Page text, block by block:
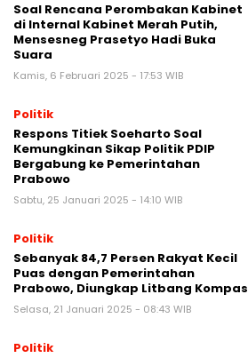
Soal Rencana Perombakan Kabinet
di Internal Kabinet Merah Putih,
Mensesneg Prasetyo Hadi Buka
Suara
Kamis, 6 Februari 2025 - 17:53 WIB
Politik
Respons Titiek Soeharto Soal
Kemungkinan Sikap Politik PDIP
Bergabung ke Pemerintahan
Prabowo
Sabtu, 25 Januari 2025 - 14:10 WIB
Politik
Sebanyak 84,7 Persen Rakyat Kecil
Puas dengan Pemerintahan
Prabowo, Diungkap Litbang Kompas
Selasa, 21 Januari 2025 - 08:43 WIB
Politik